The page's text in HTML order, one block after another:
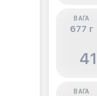
ВАГА
677 г
ВАГА